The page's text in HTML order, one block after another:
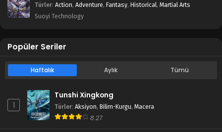
Türler: Action, Adventure, Fantasy, Historical, Martial Arts
Suoyi Technology
Popüler Seriler
Haftalık Aylık Tümü
1
Tunshi Xingkong
Türler: Aksiyon, Bilim-Kurgu, Macera
8.27